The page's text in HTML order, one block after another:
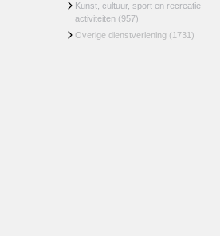
Kunst, cultuur, sport en recreatie-
activiteiten (957)
Overige dienstverlening (1731)